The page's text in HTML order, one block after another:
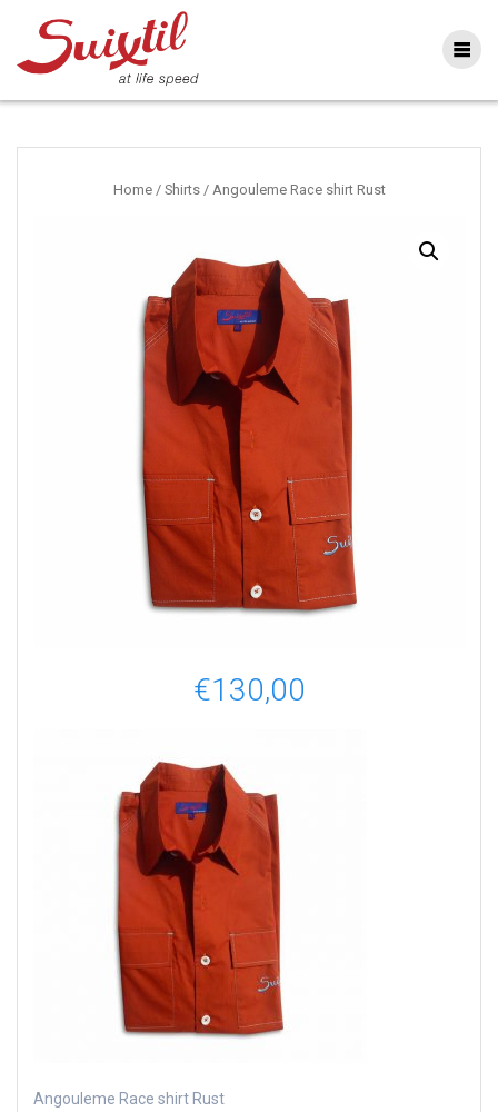
Home/ Shirts/ Angouleme Race shirt Rust
€130,00
Angouleme Race shirt Rust